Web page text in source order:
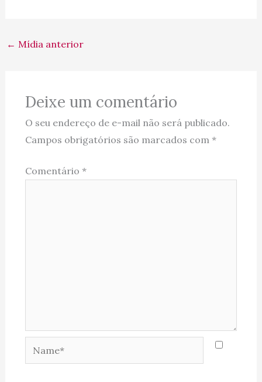
← Mídia anterior
Deixe um comentário
O seu endereço de e-mail não será publicado.
Campos obrigatórios são marcados com *
Comentário *
Name*